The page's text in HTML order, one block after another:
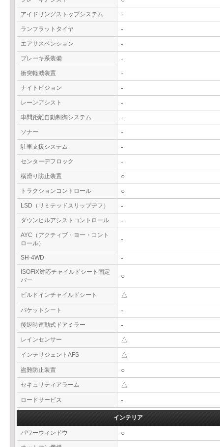
アイドリングストップシステム -
ランフラットタイヤ -
エアサスペンション -
ブレーキ系装備 -
衝突軽減装置 -
ナイトビジョン -
レーンアシスト -
車間距離自動制御システム -
ソナー -
駐車支援システム -
センターデフロック -
横滑り防止装置 ○
トラクションコントロール ○
LSD（リミテッドスリップデフ） -
ダウンヒルアシストコントロール -
AYC（アクティブ・ヨー・コント
ロール）
-
SH-4WD -
ISOFIX対応チャイルドシート固定
バー
○
ビルドインチャイルドシート △
バケットシート -
後退時連動式ドアミラー -
レインセンサー △
インテリジェントAFS △
盗難防止装置 ○
セキュリティアラーム △
ロードサービス -
インテリア
パワーウィンドウ ○